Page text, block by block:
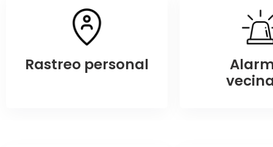
Rastreo personal